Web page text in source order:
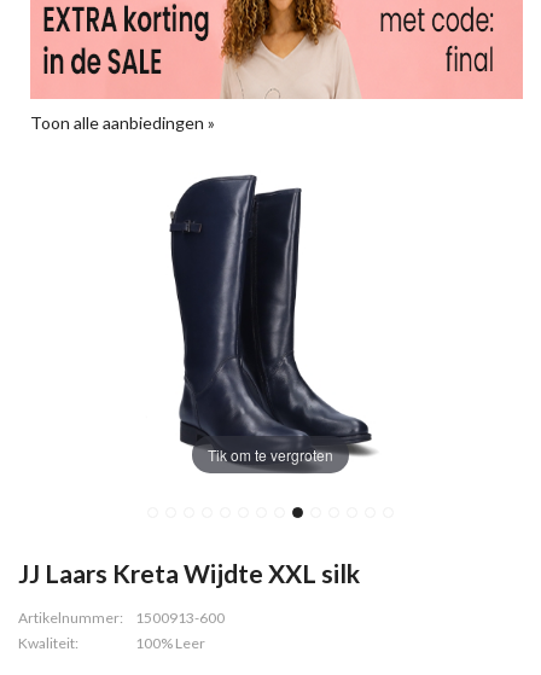
Toon alle aanbiedingen »
Tik om te vergroten
JJ Laars Kreta Wijdte XXL silk
Artikelnummer:
1500913-600
Kwaliteit:
100% Leer